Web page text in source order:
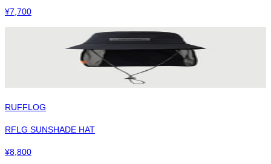
¥7,700
RUFFLOG
RFLG SUNSHADE HAT
¥8,800